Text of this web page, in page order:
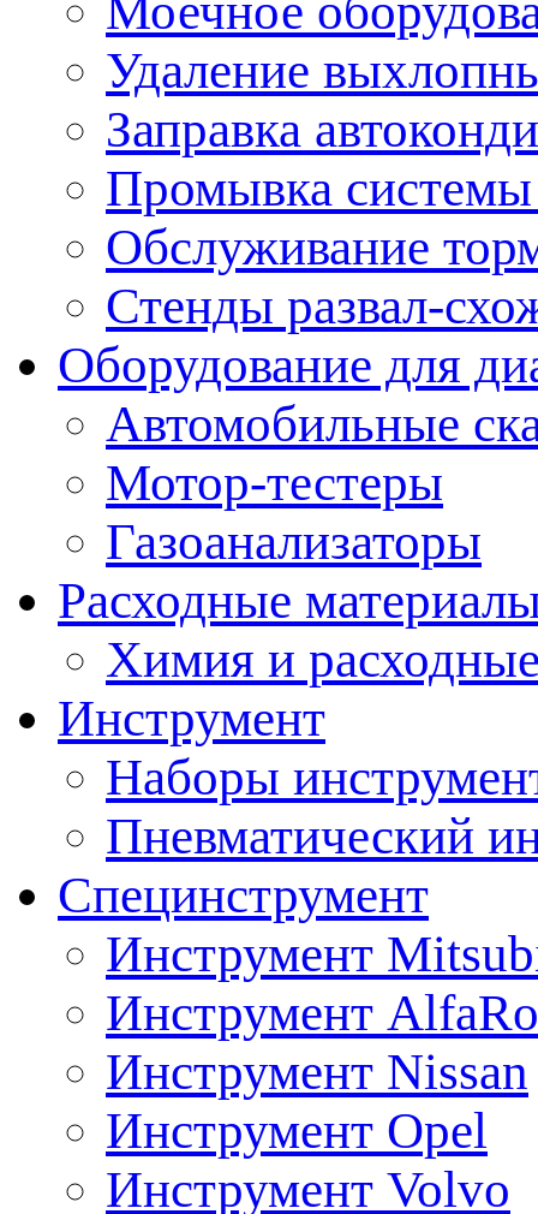
Удаление
Заправка
Промывка
Обслуживание
Стенды развал-
Оборудование для
Автомобильные
Мотор-тестеры
Газоанализаторы
Расходные
Химия и
Инструмент
Наборы
Пневматический
Специнструмент
Инструмент
Инструмент
Инструмент Nissan
Инструмент Opel
Инструмент Volvo